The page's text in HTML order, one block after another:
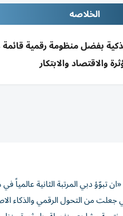
الخلاصه
بفضل منظومة رقمية
والاقتصاد والابتكار
تبوّؤ دبي المرتبة الثانية
من التحول الرقمي والذكاء